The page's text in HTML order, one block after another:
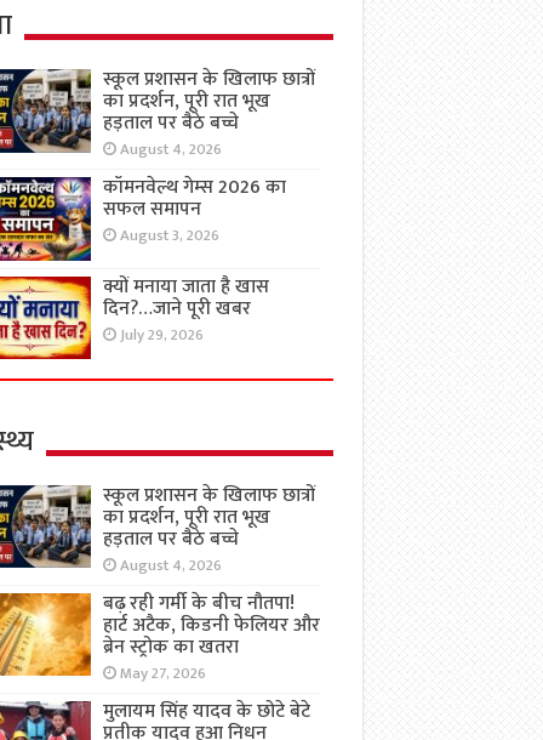
स्कूल प्रशासन के खिलाफ छात्रों
का प्रदर्शन, पूरी रात भूख
हड़ताल पर बैठे बच्चे
August 4, 2026
कॉमनवेल्थ गेम्स 2026 का
सफल समापन
August 3, 2026
क्यों मनाया जाता है खास
दिन?…जाने पूरी खबर
July 29, 2026
स्कूल प्रशासन के खिलाफ छात्रों
का प्रदर्शन, पूरी रात भूख
हड़ताल पर बैठे बच्चे
August 4, 2026
बढ़ रही गर्मी के बीच नौतपा!
हार्ट अटैक, किडनी फेलियर और
ब्रेन स्ट्रोक का खतरा
May 27, 2026
मुलायम सिंह यादव के छोटे बेटे
प्रतीक यादव हुआ निधन